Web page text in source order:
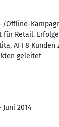
Retail.
AFI 8
geleitet
Juni 2014